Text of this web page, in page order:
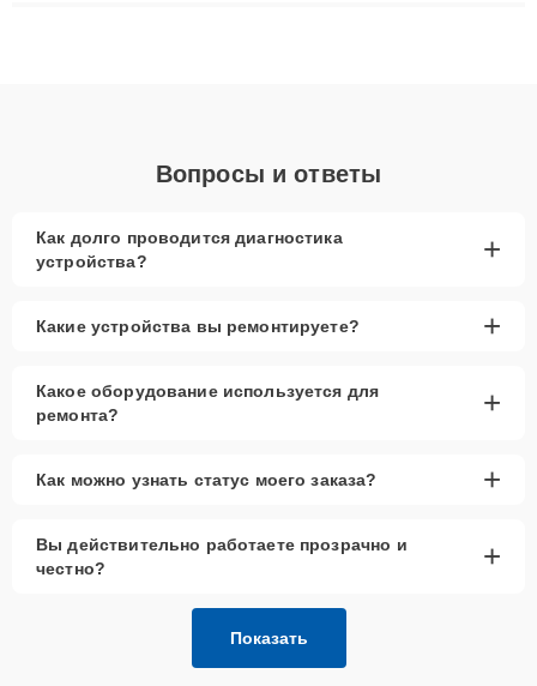
Вопросы и ответы
Как долго проводится диагностика
устройства?
+
Какие устройства вы ремонтируете? +
Какое оборудование используется для
ремонта?
+
Как можно узнать статус моего заказа? +
Вы действительно работаете прозрачно и
честно?
+
Показать